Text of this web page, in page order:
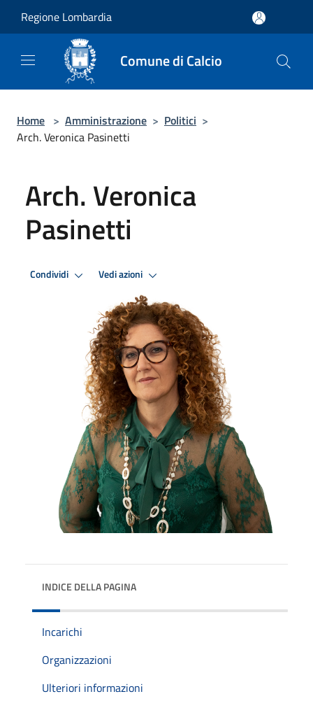
Regione Lombardia
Comune di Calcio
Home > Amministrazione > Politici >
Arch. Veronica Pasinetti
Arch. Veronica
Pasinetti
Condividi Vedi azioni
INDICE DELLA PAGINA
Incarichi
Organizzazioni
Ulteriori informazioni